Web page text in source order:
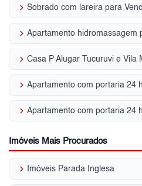
keyboard_arrow_right
keyboard_arrow_right
keyboard_arrow_right Casa P Alugar Tucuruvi e Vila
keyboard_arrow_right
keyboard_arrow_right
Imóveis Mais Procurados
keyboard_arrow_right Imóveis Parada Inglesa